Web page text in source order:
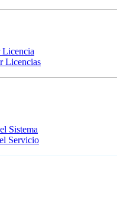
Licencia
Licencias
Sistema
Servicio